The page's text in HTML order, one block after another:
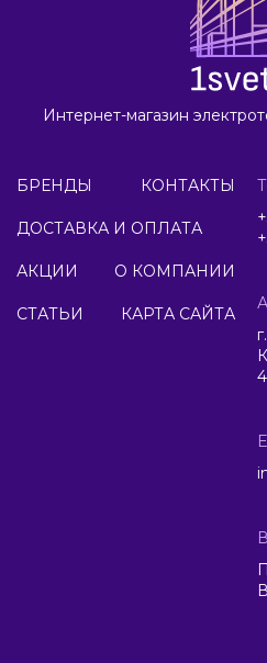
Интернет-магазин
БРЕНДЫ КОНТАКТЫ
ДОСТАВКА И ОПЛАТА
АКЦИИ О КОМПАНИИ
СТАТЬИ КАРТА САЙТА
4